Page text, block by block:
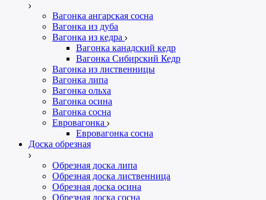
Вагонка ангарская сосна
Вагонка из дуба
Вагонка из кедра
Вагонка канадский кедр
Вагонка Сибирский Кедр
Вагонка из лиственницы
Вагонка липа
Вагонка ольха
Вагонка осина
Вагонка сосна
Евровагонка
Евровагонка сосна
Доска обрезная
Обрезная доска липа
Обрезная доска лиственница
Обрезная доска осина
Обрезная доска сосна